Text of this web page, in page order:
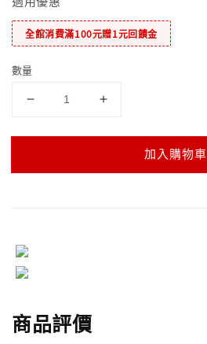
全館消費滿100元贈1元回饋金
數量
加入購物車
商品評價